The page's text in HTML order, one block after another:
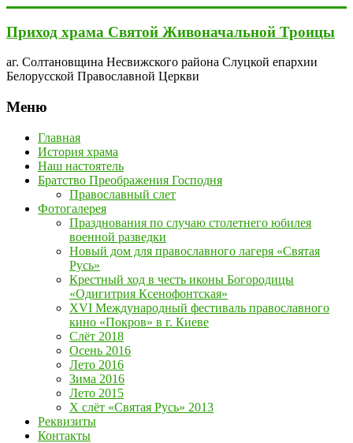
к
содержимому
Приход храма Святой Живоначальной Троицы
аг. Солтановщина Несвижского района Слуцкой епархии
Белорусской Православной Церкви
Меню
Главная
История храма
Наш настоятель
Братство Преображения Господня
Православный слет
Фотогалерея
Празднования по случаю столетнего юбилея
военной разведки
Новый дом для православного лагеря «Святая
Русь»
Крестный ход в честь иконы Богородицы
«Одигитрия Ксенофонтская»
XVI Международный фестиваль православного
кино «Покров» в г. Киеве
Слёт 2018
Осень 2016
Лето 2016
Зима 2016
Лето 2015
Х слёт «Святая Русь» 2013
Реквизиты
Контакты